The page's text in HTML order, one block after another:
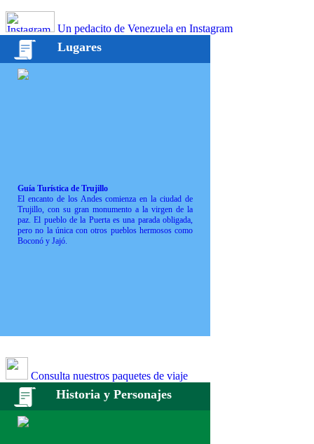
Un pedacito de Venezuela en Instagram
Lugares
Guía Turística de Trujillo
El encanto de los Andes comienza en la ciudad de
Trujillo, con su gran monumento a la virgen de la
paz. El pueblo de la Puerta es una parada obligada,
pero no la única con otros pueblos hermosos como
Boconó y Jajó.
Consulta nuestros paquetes de viaje
Historia y Personajes